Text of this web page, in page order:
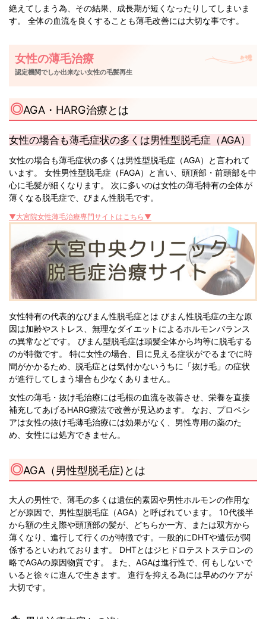
絶えてしまう為、その結果、成長期が短くなったりしてしまいま
す。 全体の血流を良くすることも薄毛改善には大切な事です。
女性の薄毛治療
認定機関でしか出来ない女性の毛髪再生
AGA・HARG治療とは
女性の場合も薄毛症状の多くは男性型脱毛症（AGA）
女性の場合も薄毛症状の多くは男性型脱毛症（AGA）と言われて
います。 女性男性型脱毛症（FAGA）と言い、頭頂部・前頭部を中
心に毛髪が細くなります。 次に多いのは女性の薄毛特有の全体が
薄くなる脱毛症で、びまん性脱毛です。
▼大宮院女性薄毛治療専門サイトはこちら▼
女性特有の代表的なびまん性脱毛症とは びまん性脱毛症の主な原
因は加齢やストレス、無理なダイエットによるホルモンバランス
の異常などです。 びまん型脱毛症は頭髪全体から均等に脱毛する
のが特徴です。 特に女性の場合、目に見える症状がでるまでに時
間がかかるため、脱毛症とは気付かないうちに「抜け毛」の症状
が進行してしまう場合も少なくありません。
女性の薄毛・抜け毛治療には毛根の血流を改善させ、栄養を直接
補充してあげるHARG療法で改善が見込めます。 なお、プロペシ
アは女性の抜け毛薄毛治療には効果がなく、男性専用の薬のた
め、女性には処方できません。
AGA（男性型脱毛症)とは
大人の男性で、薄毛の多くは遺伝的素因や男性ホルモンの作用な
どが原因で、男性型脱毛症（AGA）と呼ばれています。 10代後半
から額の生え際や頭頂部の髪が、どちらか一方、または双方から
薄くなり、進行して行くのが特徴です。一般的にDHTや遺伝が関
係するといわれております。 DHTとはジヒドロテストステロンの
略でAGAの原因物質です。 また、AGAは進行性で、何もしないで
いると徐々に進んで生きます。 進行を抑える為には早めのケアが
大切です。